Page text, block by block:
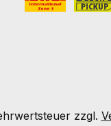
zzgl.